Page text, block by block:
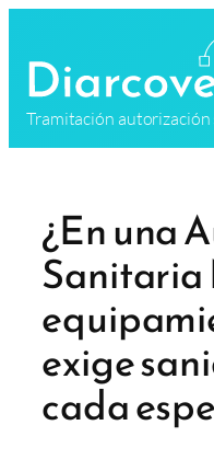
contenido
Tramitación
¿En una
Sanitaria
exige
cada